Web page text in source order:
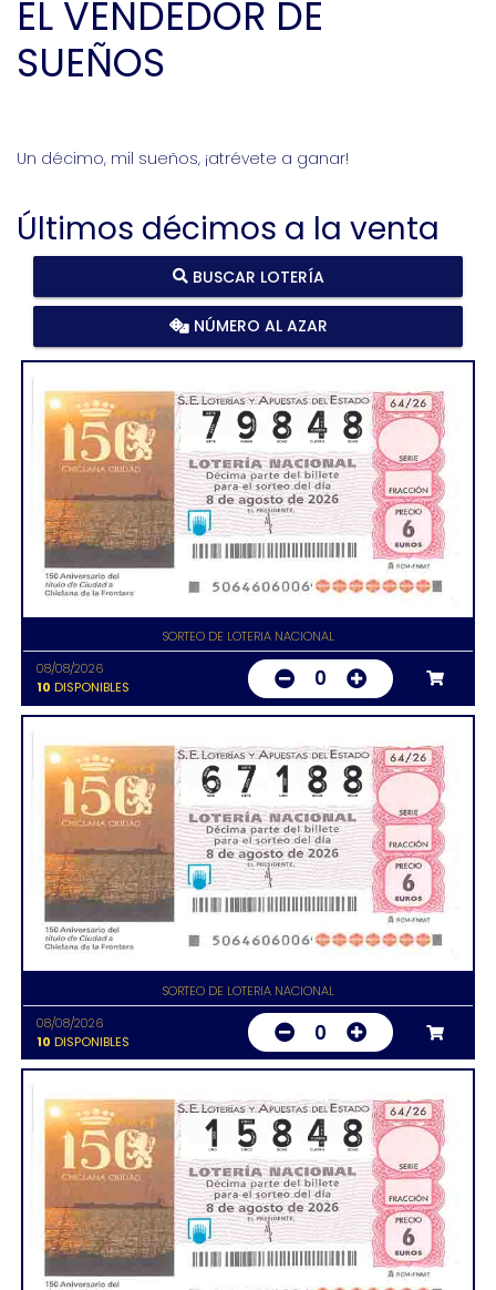
EL VENDEDOR DE
SUEÑOS
Un décimo, mil sueños, ¡atrévete a ganar!
Últimos décimos a la venta
BUSCAR LOTERÍA
NÚMERO AL AZAR
SORTEO DE LOTERIA NACIONAL
08/08/2026
10 DISPONIBLES 0
SORTEO DE LOTERIA NACIONAL
08/08/2026
10 DISPONIBLES 0